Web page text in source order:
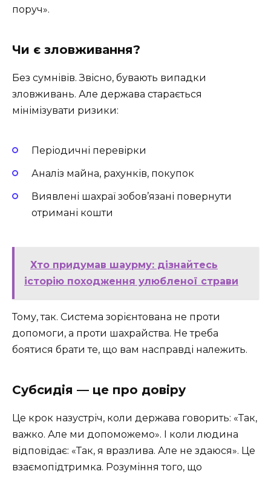
поруч».
Чи є зловживання?
Без сумнівів. Звісно, бувають випадки
зловживань. Але держава старається
мінімізувати ризики:
Періодичні перевірки
Аналіз майна, рахунків, покупок
Виявлені шахраї зобов’язані повернути
отримані кошти
Хто придумав шаурму: дізнайтесь
історію походження улюбленої страви
Тому, так. Система зорієнтована не проти
допомоги, а проти шахрайства. Не треба
боятися брати те, що вам насправді належить.
Субсидія — це про довіру
Це крок назустріч, коли держава говорить: «Так,
важко. Але ми допоможемо». І коли людина
відповідає: «Так, я вразлива. Але не здаюся». Це
взаємопідтримка. Розуміння того, що